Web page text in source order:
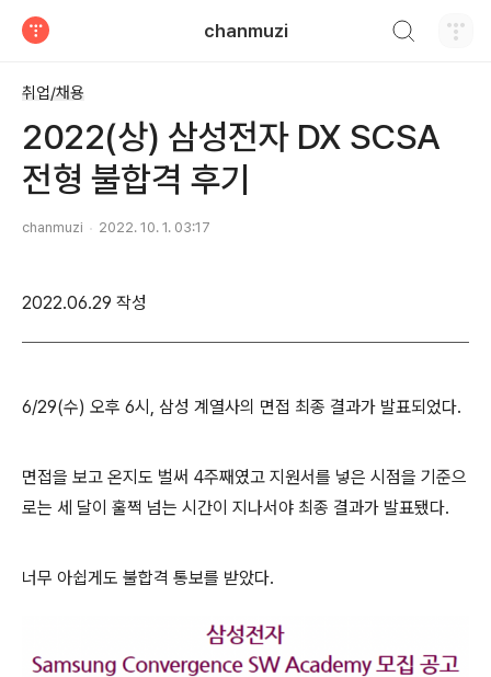
chanmuzi
취업/채용
2022(상) 삼성전자 DX SCSA
전형 불합격 후기
chanmuzi 2022. 10. 1. 03:17
2022.06.29 작성
6/29(수) 오후 6시, 삼성 계열사의 면접 최종 결과가 발표되었다.
면접을 보고 온지도 벌써 4주째였고 지원서를 넣은 시점을 기준으
로는 세 달이 훌쩍 넘는 시간이 지나서야 최종 결과가 발표됐다.
너무 아쉽게도 불합격 통보를 받았다.